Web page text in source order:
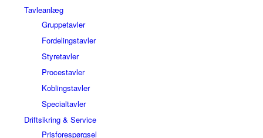
Tavleanlæg
Gruppetavler
Fordelingstavler
Styretavler
Procestavler
Koblingstavler
Specialtavler
Driftsikring & Service
Prisforespørgsel